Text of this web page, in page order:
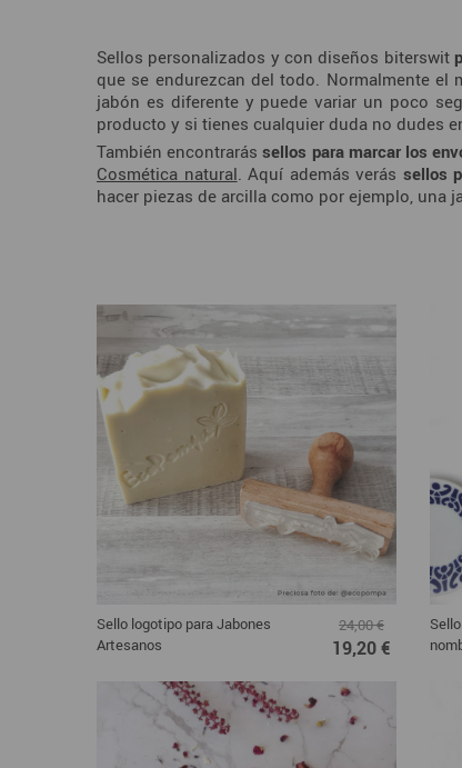
Sellos personalizados y con diseños biterswit
que se endurezcan del todo. Normalmente el
jabón es diferente y puede variar un poco
producto y si tienes cualquier duda no dudes
También encontrarássellos para marcar los
Cosmética natural . Aquí además verás sellos
hacer piezas de arcilla como por ejemplo, una
Sello logotipo para Jabones
Artesanos
24,00 €
19,20 €